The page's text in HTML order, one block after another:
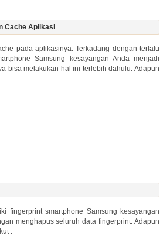
Cache Aplikasi
pada aplikasinya. Terkadang dengan terlalu
Samsung kesayangan Anda menjadi
bisa melakukan hal ini terlebih dahulu. Adapun
fingerprint smartphone Samsung kesayangan
menghapus seluruh data fingerprint. Adapun
: